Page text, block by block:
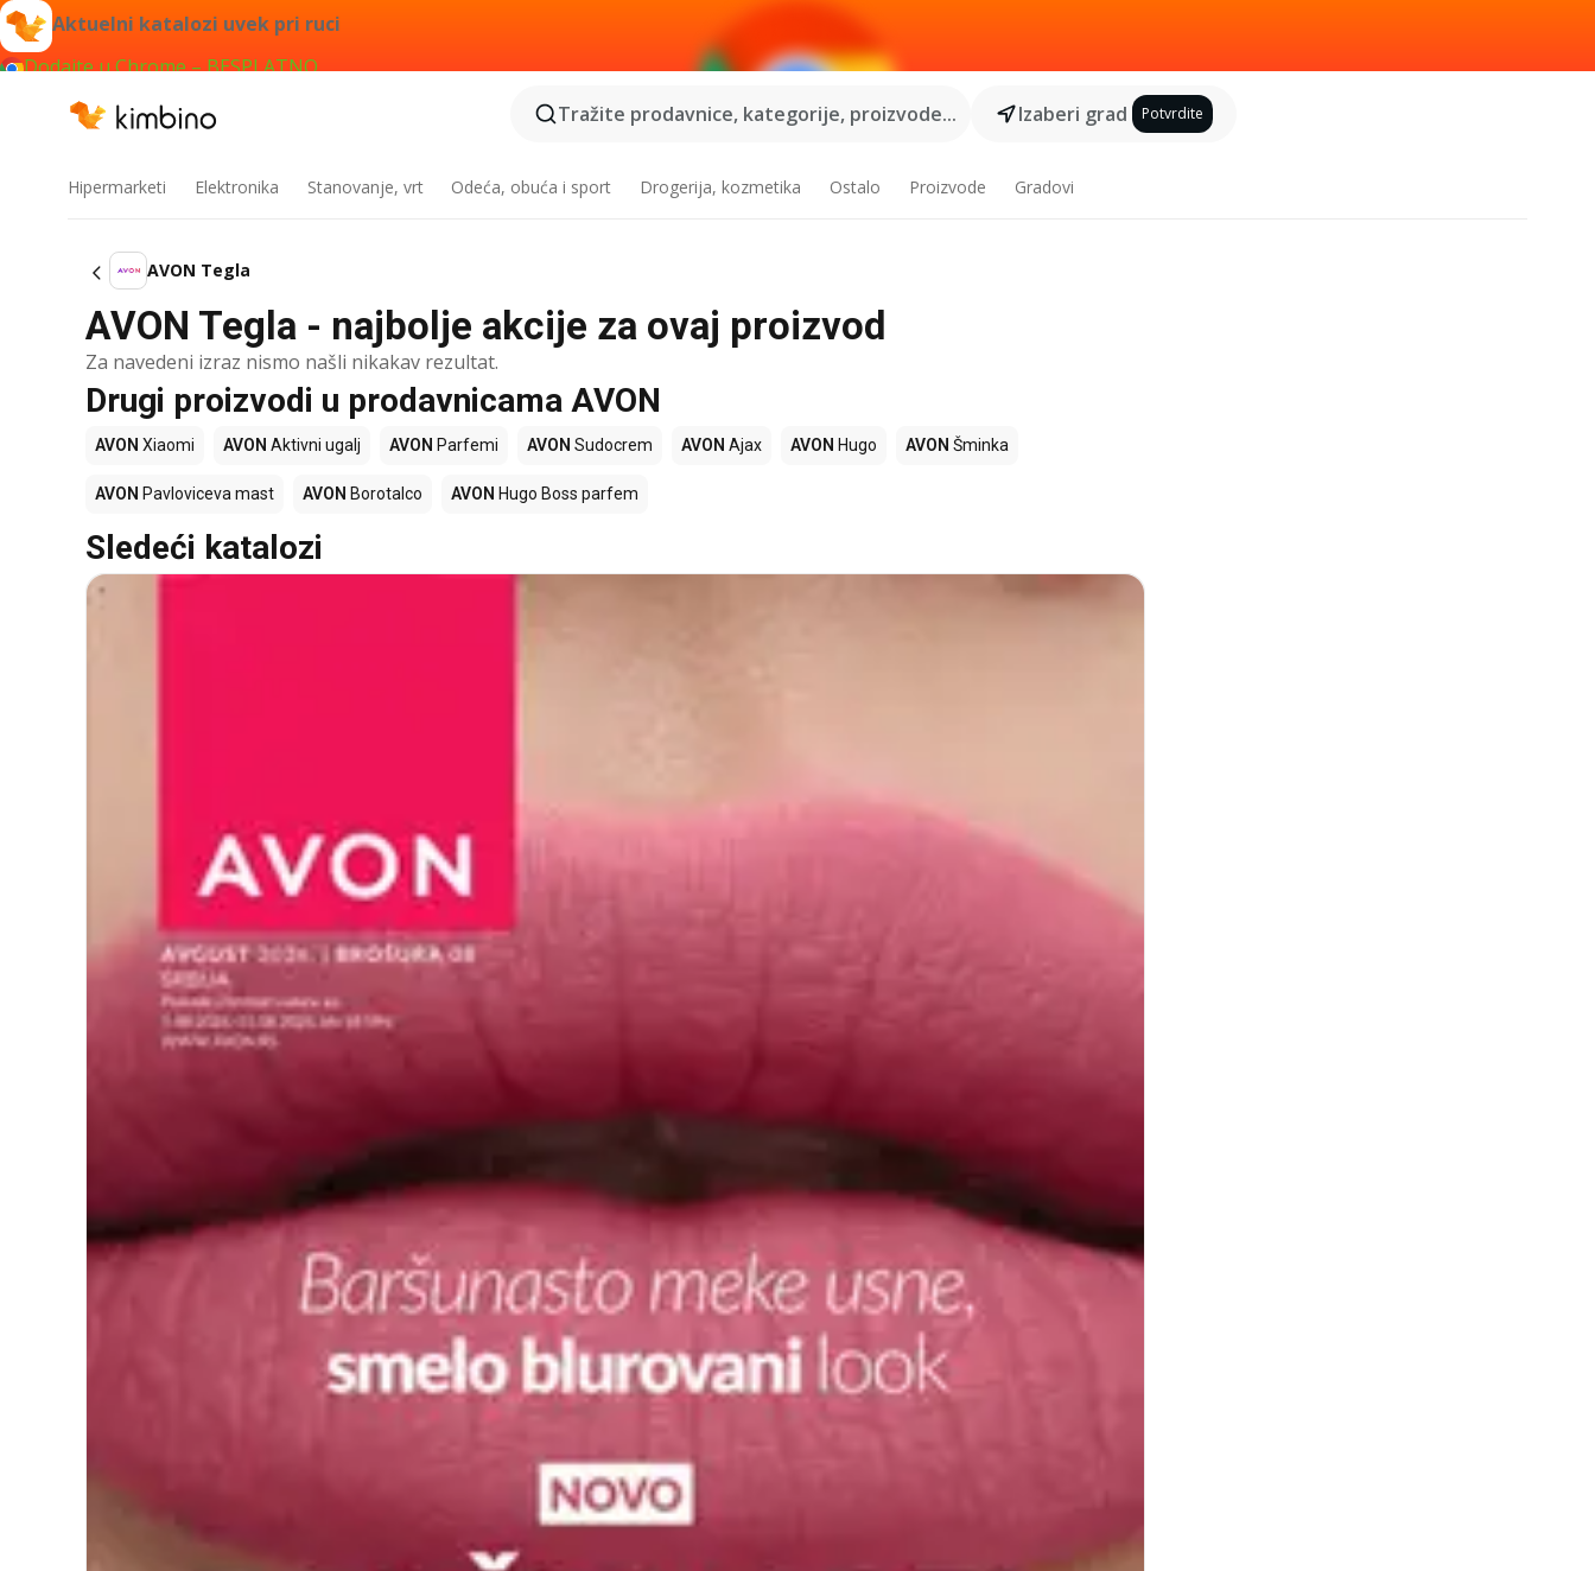
Aktuelni katalozi uvek pri ruci
Dodajte u Chrome – BESPLATNO
Tražite prodavnice, kategorije, proizvode...
Izaberi grad Potvrdite
Hipermarketi Elektronika Stanovanje, vrt Odeća, obuća i sport Drogerija, kozmetika Ostalo Proizvode Gradovi
AVON Tegla
AVON Tegla - najbolje akcije za ovaj proizvod
Za navedeni izraz nismo našli nikakav rezultat.
Drugi proizvodi u prodavnicama AVON
AVON Xiaomi AVON Aktivni ugalj AVON Parfemi AVON Sudocrem AVON Ajax AVON Hugo AVON Šminka
AVON Pavloviceva mast AVON Borotalco AVON Hugo Boss parfem
Sledeći katalozi